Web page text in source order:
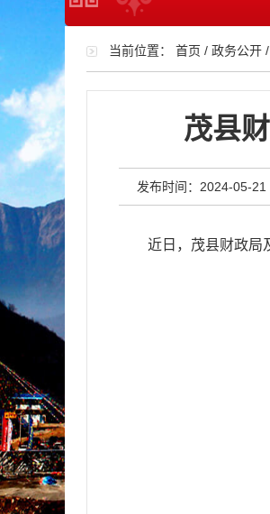
当前位置： 首页 / 政务公开 /
茂县
发布时间：2024-05-21
近日，茂县财政局